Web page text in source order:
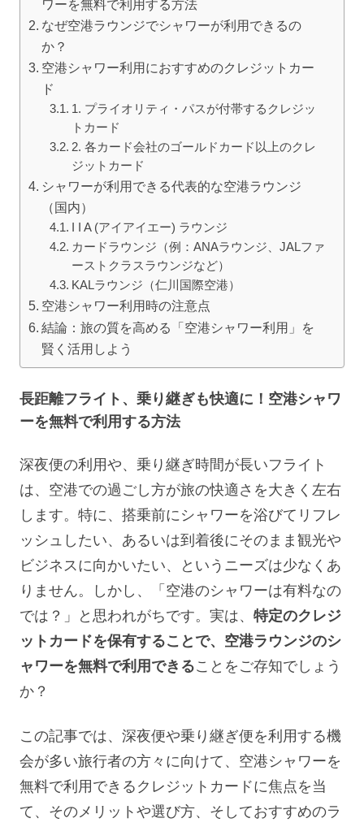
ワーを無料で利用する方法
なぜ空港ラウンジでシャワーが利用できるの
か？
空港シャワー利用におすすめのクレジットカー
ド
1. プライオリティ・パスが付帯するクレジッ
トカード
2. 各カード会社のゴールドカード以上のクレ
ジットカード
シャワーが利用できる代表的な空港ラウンジ
（国内）
I I A (アイアイエー) ラウンジ
カードラウンジ（例：ANAラウンジ、JALファ
ーストクラスラウンジなど）
KALラウンジ（仁川国際空港）
空港シャワー利用時の注意点
結論：旅の質を高める「空港シャワー利用」を
賢く活用しよう
長距離フライト、乗り継ぎも快適に！空港シャワ
ーを無料で利用する方法
深夜便の利用や、乗り継ぎ時間が長いフライト
は、空港での過ごし方が旅の快適さを大きく左右
します。特に、搭乗前にシャワーを浴びてリフレ
ッシュしたい、あるいは到着後にそのまま観光や
ビジネスに向かいたい、というニーズは少なくあ
りません。しかし、「空港のシャワーは有料なの
では？」と思われがちです。実は、 特定のクレジ
ットカードを保有することで、空港ラウンジのシ
ャワーを無料で利用できることをご存知でしょう
か？
この記事では、深夜便や乗り継ぎ便を利用する機
会が多い旅行者の方々に向けて、空港シャワーを
無料で利用できるクレジットカードに焦点を当
て、そのメリットや選び方、そしておすすめのラ